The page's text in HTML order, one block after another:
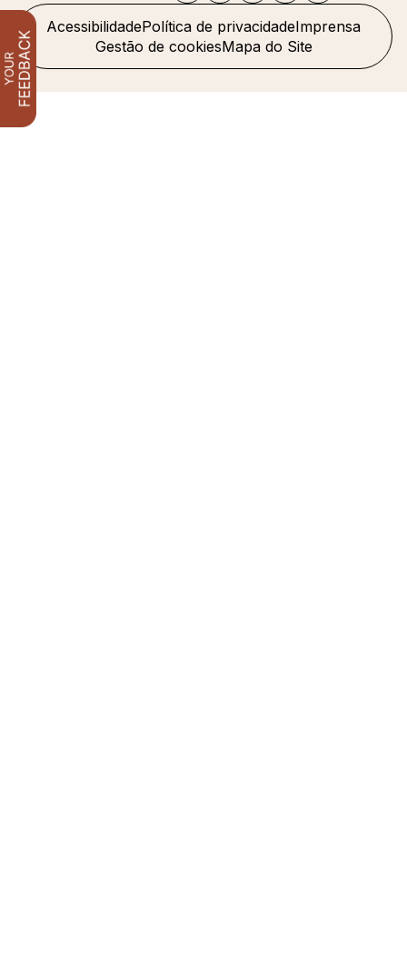
AcessibilidadePolítica de privacidadeImprensa
Gestão de cookiesMapa do Site